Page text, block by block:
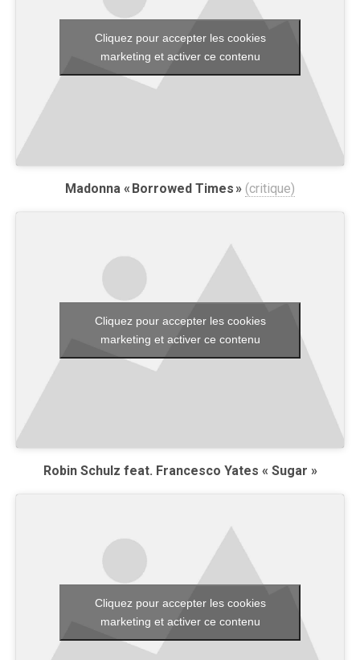
Cliquez pour accepter les cookies
marketing et activer ce contenu
Madonna « Borrowed Times » (critique)
Cliquez pour accepter les cookies
marketing et activer ce contenu
Robin Schulz feat. Francesco Yates « Sugar »
Cliquez pour accepter les cookies
marketing et activer ce contenu